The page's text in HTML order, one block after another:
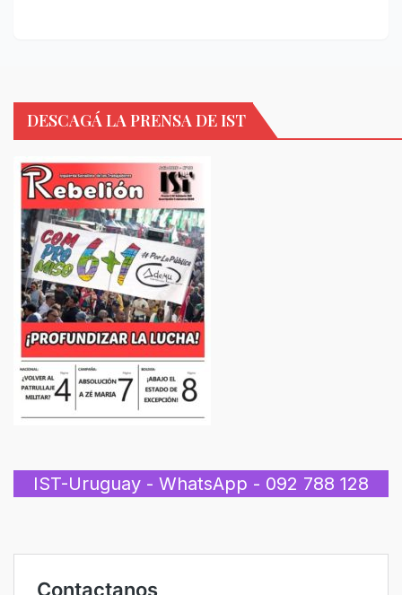
DESCAGÁ LA PRENSA DE IST
IST-Uruguay - WhatsApp - 092 788 128